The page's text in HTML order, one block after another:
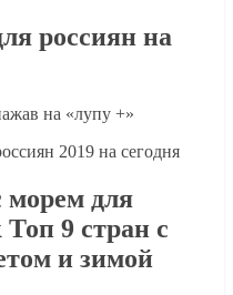
россиян на
на «лупу +»
морем для
9 стран с
и зимой